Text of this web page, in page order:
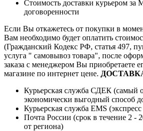
Стоимость доставки курьером
договоренности
Если Вы откажетесь от покупки в
Вам необходимо будет оплатить
(Гражданский Кодекс РФ, статья 497,
услуга " самовывоз товара", после
заказа с менеджером Вы приобретаете
магазине по интернет цене.
Курьерская служба СДЕК (самый
экономически выгодный способ
Курьерская служба EMS
Почта России (срок в течение 2 -
от региона)